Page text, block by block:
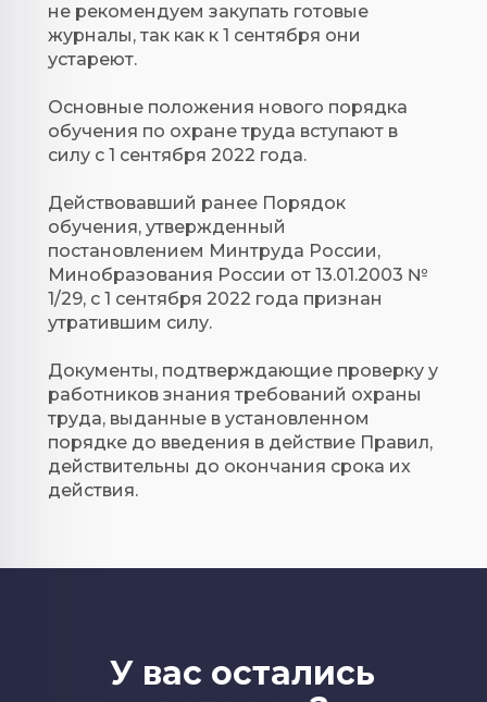
не рекомендуем закупать готовые
журналы, так как к 1 сентября они
устареют.
Основные положения нового порядка
обучения по охране труда вступают в
силу с 1 сентября 2022 года.
Действовавший ранее Порядок
обучения, утвержденный
постановлением Минтруда России,
Минобразования России от 13.01.2003 №
1/29, с 1 сентября 2022 года признан
утратившим силу.
Документы, подтверждающие проверку у
работников знания требований охраны
труда, выданные в установленном
порядке до введения в действие Правил,
действительны до окончания срока их
действия.
У вас остались